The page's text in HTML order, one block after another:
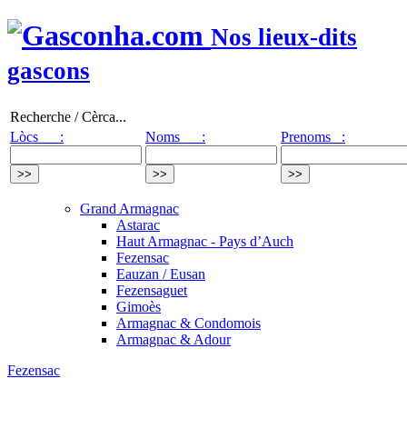
Nos lieux-dits
gascons
Recherche / Cèrca...
Lòcs :
Noms : Prenoms :
Grand Armagnac
Astarac
Haut Armagnac - Pays d’Auch
Fezensac
Eauzan / Eusan
Fezensaguet
Gimoès
Armagnac & Condomois
Armagnac & Adour
Fezensac